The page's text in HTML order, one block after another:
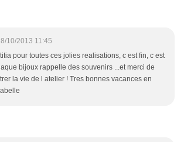
10/2013 11:45
pour toutes ces jolies realisations, c est fin, c est
bijoux rappelle des souvenirs ...et merci de
la vie de l atelier ! Tres bonnes vacances en